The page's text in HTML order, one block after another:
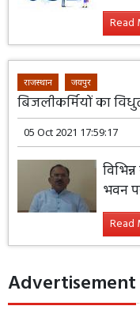
Read
राजस्थान जयपुर
बिजलीकर्मियों का
05 Oct 2021 17:59:17
भवन
Read
Advertisement